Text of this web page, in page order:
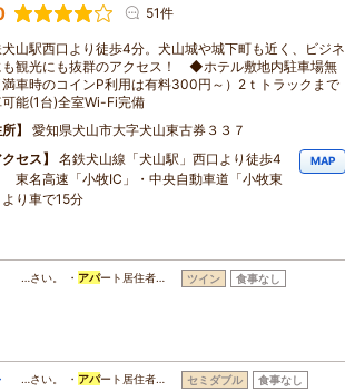
51件
山駅西口より徒歩4分。犬山城や城下町も近く、ビジネ
も観光にも抜群のアクセス！ ◆ホテル敷地内駐車場無
車時のコインP利用は有料300円～）2ｔトラックまで
能(1台)全室Wi-Fi完備
愛知県犬山市大字犬山東古券３３７
クセス
名鉄犬山線「犬山駅」西口より徒歩4
名高速「小牧IC」・中央自動車道「小牧東
より車で15分
MAP
…さい。 ・ アパート居住者… ツイン 食事なし
…さい。 ・ アパート居住者… セミダブル 食事なし